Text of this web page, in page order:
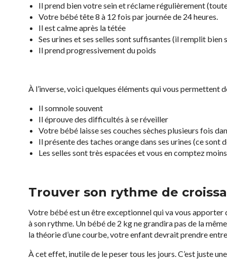
Il prend bien votre sein et réclame régulièrement
Votre bébé tête 8 à 12 fois par journée de 24 heures.
Il est calme après la tétée
Ses urines et ses selles sont suffisantes (il remplit bien
Il prend progressivement du poids
À l’inverse, voici quelques éléments qui vous
Il somnole souvent
Il éprouve des difficultés à se réveiller
Votre bébé laisse ses couches sèches plusieurs fois
Il présente des taches orange dans ses urines (ce sont
Les selles sont très espacées et vous en comptez
Trouver son rythme de
Votre bébé est un être exceptionnel qui va vous
à son rythme. Un bébé de 2 kg ne grandira pas de la
la théorie d’une courbe, votre enfant devrait prendre
À cet effet, inutile de le peser tous les jours. C’est juste